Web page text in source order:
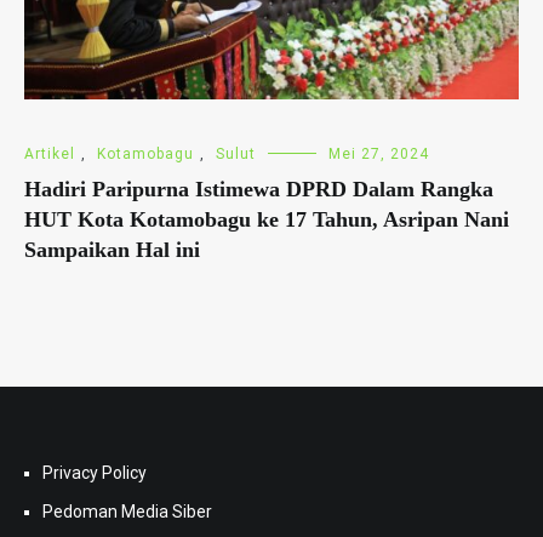
Artikel , Kotamobagu , Sulut Mei 27, 2024
Hadiri Paripurna Istimewa DPRD Dalam Rangka
HUT Kota Kotamobagu ke 17 Tahun, Asripan Nani
Sampaikan Hal ini
Privacy Policy
Pedoman Media Siber